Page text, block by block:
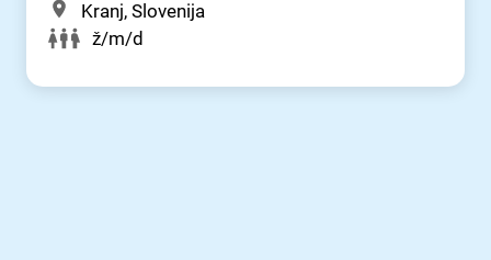
Kranj, Slovenija
ž/m/d